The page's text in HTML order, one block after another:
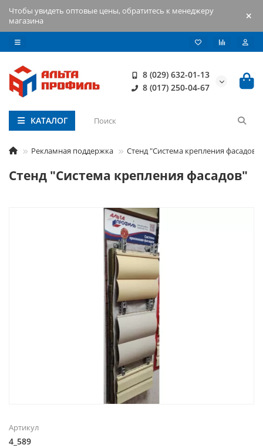
Чтобы увидеть оптовые цены, обратитесь к менеджеру
магазина
8 (029) 632-01-13
8 (017) 250-04-67
КАТАЛОГ
Рекламная поддержка Стенд "Система крепления фасадов"
Стенд "Система крепления фасадов"
Артикул
4_589